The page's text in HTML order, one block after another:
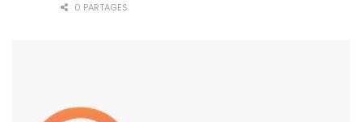
0 PARTAGES